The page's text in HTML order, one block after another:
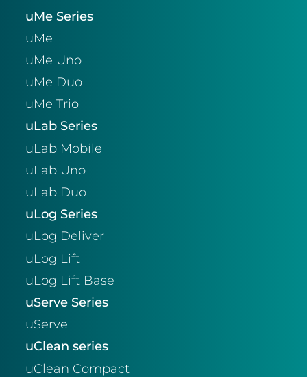
uMe Series
uMe
uMe Uno
uMe Duo
uMe Trio
uLab Series
uLab Mobile
uLab Uno
uLab Duo
uLog Series
uLog Deliver
uLog Lift
uLog Lift Base
uServe Series
uServe
uClean series
uClean Compact